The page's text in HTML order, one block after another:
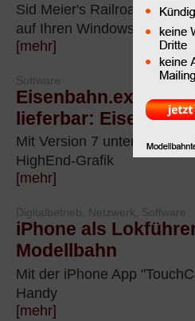
Sid Meier's Railroad-
auf Ihren Windows-PC
[mehr]
Software
Eisenbahn.exe
lieferbar:
Mit Version 7 unterstützt
HighEnd-Grafik
[mehr]
Digitalbetrieb, Netzwerk, Software
iPhone als
Modellbahn
Mit der iPhone App
Handy
[mehr]